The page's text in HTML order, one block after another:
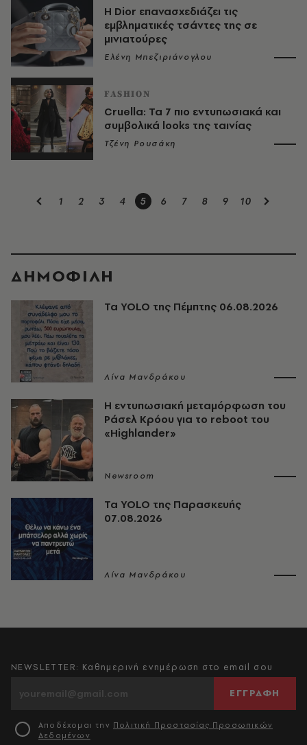
Η Dior επανασχεδιάζει τις
εμβληματικές τσάντες της σε
μινιατούρες
Ελένη Μπεζιριάνογλου
FASHION
Cruella: Τα 7 πιο εντυπωσιακά και
συμβολικά looks της ταινίας
Τζένη Ρουσάκη
1 2 3 4 5 6 7 8 9 10
ΔΗΜΟΦΙΛΗ
Τα YOLO της Πέμπτης 06.08.2026
Λίνα Μανδράκου
Η εντυπωσιακή μεταμόρφωση του
Ράσελ Κρόου για το reboot του
«Highlander»
Newsroom
Τα YOLO της Παρασκευής
07.08.2026
Λίνα Μανδράκου
NEWSLETTER: Καθημερινή ενημέρωση στο email σου
ΕΓΓΡΑΦΗ
Αποδέχομαι την Πολιτική Προστασίας Προσωπικών
Δεδομένων